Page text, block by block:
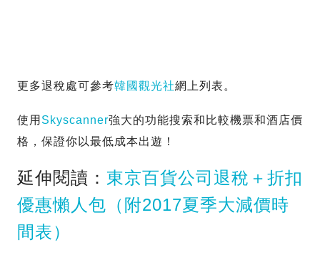
更多退稅處可參考韓國觀光社網上列表。
使用 Skyscanner強大的功能搜索和比較機票和酒店價
格，保證你以最低成本出遊！
延伸閱讀： 東京百貨公司退稅＋折扣
優惠懶人包（附2017夏季大減價時
間表）